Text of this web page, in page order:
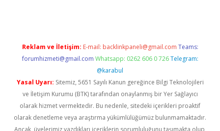
Reklam ve İletişim: E-mail: backlinkpaneli@gmail.com Teams:
forumhizmeti@gmail.com Whatsapp: 0262 606 0 726 Telegram:
@karabul
Yasal Uyarı: Sitemiz, 5651 Sayılı Kanun gereğince Bilgi Teknolojileri
ve İletişim Kurumu (BTK) tarafından onaylanmış bir Yer Sağlayıcı
olarak hizmet vermektedir. Bu nedenle, sitedeki içerikleri proaktif
olarak denetleme veya araştırma yükümlülüğümüz bulunmamaktadır.
Ancak, üyelerimiz yazdıkları içeriklerin sorumluluğunu taşımakta olup,